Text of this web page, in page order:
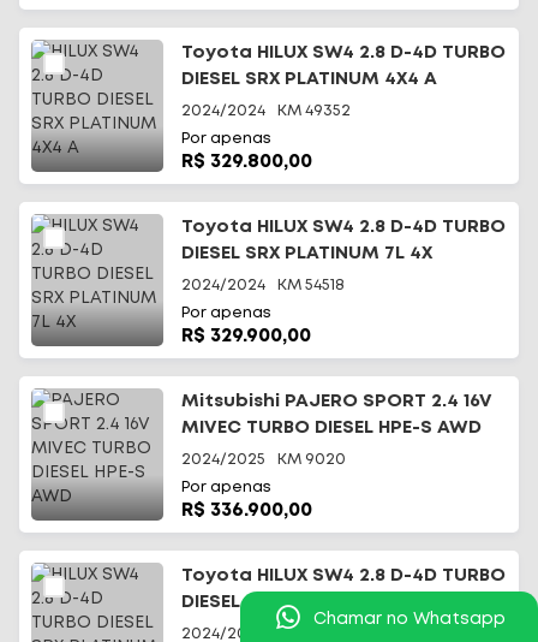
Toyota HILUX SW4 2.8 D-4D TURBO
DIESEL SRX PLATINUM 4X4 A
2024/2024 KM 49352
Por apenas
R$ 329.800,00
Toyota HILUX SW4 2.8 D-4D TURBO
DIESEL SRX PLATINUM 7L 4X
2024/2024 KM 54518
Por apenas
R$ 329.900,00
Mitsubishi PAJERO SPORT 2.4 16V
MIVEC TURBO DIESEL HPE-S AWD
2024/2025 KM 9020
Por apenas
R$ 336.900,00
Toyota HILUX SW4 2.8 D-4D TURBO
DIESEL SRX PLATINUM 7L 4X
2024/2024
Chamar no Whatsapp